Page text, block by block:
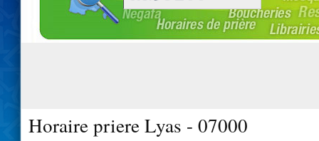
Horaire priere Lyas - 07000